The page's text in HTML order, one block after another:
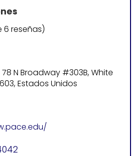
6 reseñas)
78 N Broadway #303B, White
Estados Unidos